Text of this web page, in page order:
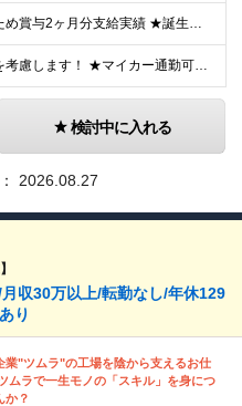
★業績好調のため賞与2ヶ月分支給実績 ★誕生日手当など手当充実 ★年2回昇給チャンス有＆入社1年で店長昇格可 ★残業代全額支給（1分単位で支給） ■月給24万円～36万円 ※残業代全額支給（1分単位
★勤務は希望を考慮します！ ★マイカー通勤可（駐車場完備） ★全国の各店舗で募集中！続々出店予定！ ～国内300店舗、47都道府県への展開を目標に出店中！～ ▼積極採用地域▼ ・中部（富山、石川、
検討中に入れる
2026.08.27
収30万以上/転勤なし/年休129
り
業"ツムラ"の工場を陰から支えるお仕
ムラで一生モノの「スキル」を身につ
か？